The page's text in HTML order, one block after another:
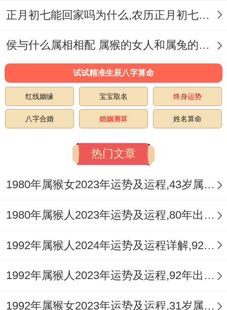
正月初七能回家吗为什么,农历正月初七是什么日子
侯与什么属相相配 属猴的女人和属兔的男人相配吗
试试精准生辰八字算命
红线姻缘 宝宝取名 终身运势
八字合婚 婚姻测算 姓名算命
热门文章
1980年属猴女2023年运势及运程,43岁属猴人2023全年每月运势女性如何
1980年属猴人2023年运势及运程,80年出生的43岁生肖猴2023年每月运势详解
1992年属猴人2024年运势及运程详解,92年出生32岁肖猴人在2024全年每月运势完整版
1992年属猴人2023年运势及运程,92年出生的31岁生肖猴2023年每月运势详解
1992年属猴女2023年运势及运程,31岁属猴人2023全年每月运势女性如何